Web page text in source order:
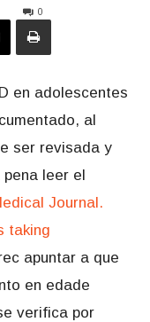
0
en adolescentes
al
ser revisada y
leer el
Journal.
taking
apuntar a que
en edade
verifica por